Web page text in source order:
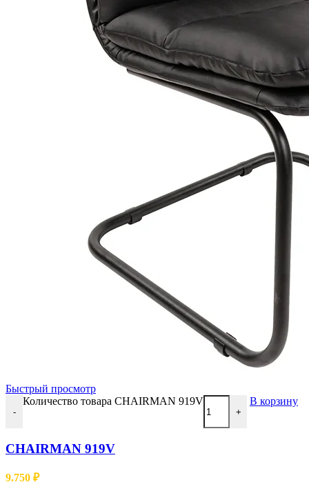
Быстрый просмотр
-
Количество товара CHAIRMAN 919V
+
В корзину
CHAIRMAN 919V
9.750 ₽